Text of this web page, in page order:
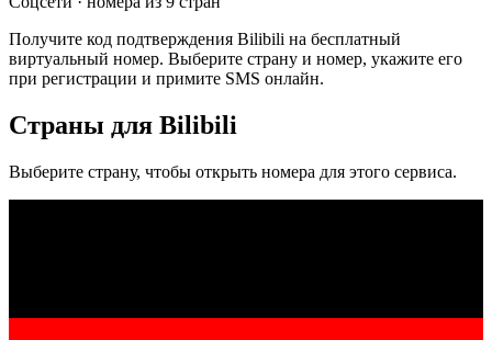
Получите код подтверждения Bilibili на бесплатный
виртуальный номер. Выберите страну и номер, укажите его
при регистрации и примите SMS онлайн.
Страны для Bilibili
Выберите страну, чтобы открыть номера для этого сервиса.